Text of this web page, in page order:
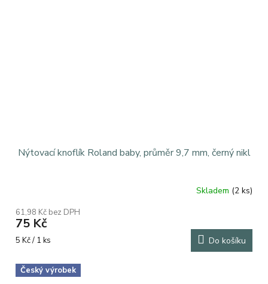
Nýtovací knoflík Roland baby, průměr 9,7 mm, černý nikl
Skladem (2 ks)
61,98 Kč bez DPH
75 Kč
Měrná
5 Kč / 1 ks Do košíku
Český výrobek